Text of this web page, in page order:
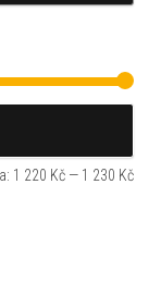
1 220 Kč — 1 230 Kč